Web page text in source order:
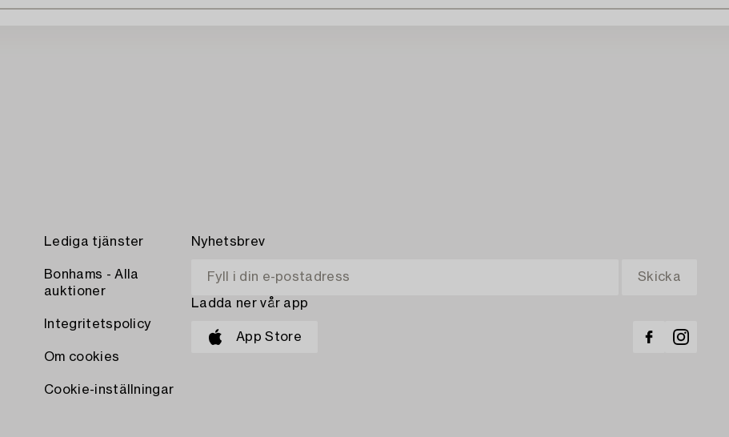
Lediga tjänster
Bonhams - Alla
auktioner
Integritetspolicy
Om cookies
Cookie-inställningar
Nyhetsbrev
Ladda ner vår app
App Store